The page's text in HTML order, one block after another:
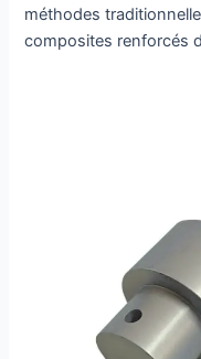
méthodes
composites renforcés